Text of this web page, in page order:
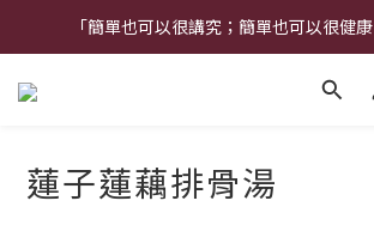
「簡單也可以很講究；簡單也可以很健
蓮子蓮藕排骨湯